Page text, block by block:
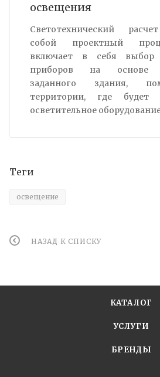
освещения
Светотехнический
собой проектный
включает в себя выбор
приборов на основе
заданного здания,
территории, где будет
осветительное
Теги
освещение
НАЗАД К СПИСКУ
КАТАЛОГ
УСЛУГИ
БРЕНДЫ